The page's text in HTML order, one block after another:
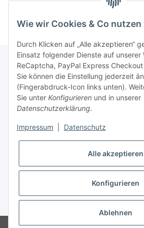
Gesetzliche Informationen
Informationen
Vertrag
* Alle Preise inkl. gesetzlicher USt., zzgl.
Wie wir Cookies & Co nutzen
Durch Klicken auf „Alle akzeptieren“
Einsatz folgender Dienste auf unserer
ReCaptcha, PayPal Express
Sie können die Einstellung jederzeit
(Fingerabdruck-Icon links unten).
Sie unter Konfigurieren und in unserer
Datenschutzerklärung.
Impressum Datenschutz
Alle akzeptieren
Konfigurieren
Ablehnen